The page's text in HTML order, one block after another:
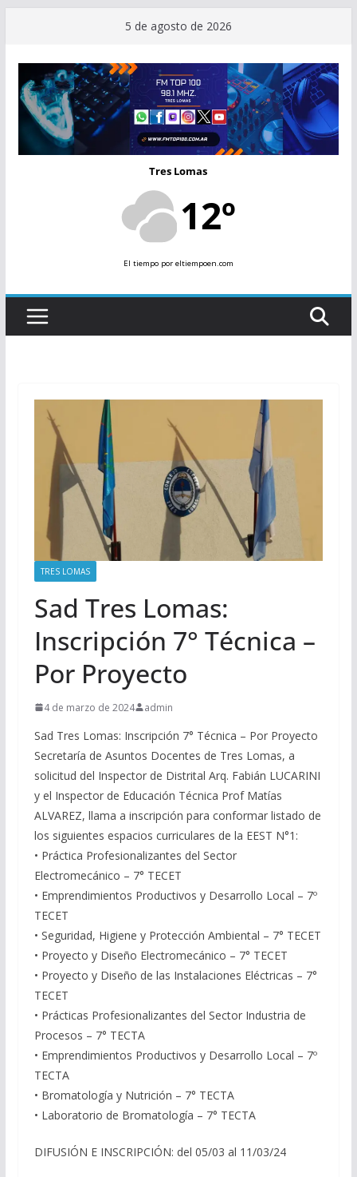
contenido
5 de agosto de 2026
Tres Lomas
12º
El tiempopor eltiempoen.com
TRES LOMAS
Sad Tres Lomas:
Inscripción 7° Técnica –
Por Proyecto
4 de marzo de 2024 admin
Sad Tres Lomas: Inscripción 7° Técnica – Por Proyecto
Secretaría de Asuntos Docentes de Tres Lomas, a
solicitud del Inspector de Distrital Arq. Fabián LUCARINI
y el Inspector de Educación Técnica Prof Matías
ALVAREZ, llama a inscripción para conformar listado de
los siguientes espacios curriculares de la EEST N°1:
• Práctica Profesionalizantes del Sector
Electromecánico – 7° TECET
• Emprendimientos Productivos y Desarrollo Local – 7º
TECET
• Seguridad, Higiene y Protección Ambiental – 7° TECET
• Proyecto y Diseño Electromecánico – 7° TECET
• Proyecto y Diseño de las Instalaciones Eléctricas – 7°
TECET
• Prácticas Profesionalizantes del Sector Industria de
Procesos – 7° TECTA
• Emprendimientos Productivos y Desarrollo Local – 7º
TECTA
• Bromatología y Nutrición – 7° TECTA
• Laboratorio de Bromatología – 7° TECTA
DIFUSIÓN E INSCRIPCIÓN: del 05/03 al 11/03/24